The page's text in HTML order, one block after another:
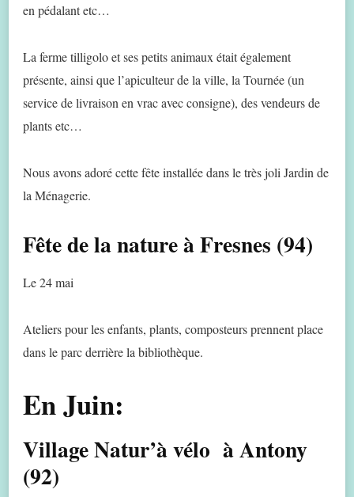
en pédalant etc…
La ferme tilligolo et ses petits animaux était également
présente, ainsi que l’apiculteur de la ville, la Tournée (un
service de livraison en vrac avec consigne), des vendeurs de
plants etc…
Nous avons adoré cette fête installée dans le très joli Jardin de
la Ménagerie.
Fête de la nature à Fresnes (94)
Le 24 mai
Ateliers pour les enfants, plants, composteurs prennent place
dans le parc derrière la bibliothèque.
En Juin:
Village Natur’à vélo à Antony
(92)